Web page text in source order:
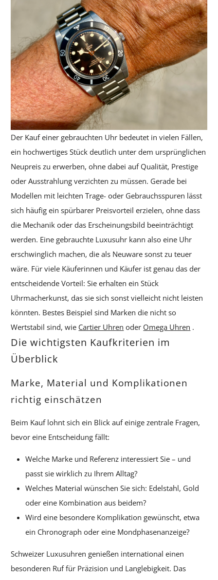
Der Kauf einer gebrauchten Uhr bedeutet in vielen Fällen,
ein hochwertiges Stück deutlich unter dem ursprünglichen
Neupreis zu erwerben, ohne dabei auf Qualität, Prestige
oder Ausstrahlung verzichten zu müssen. Gerade bei
Modellen mit leichten Trage- oder Gebrauchsspuren lässt
sich häufig ein spürbarer Preisvorteil erzielen, ohne dass
die Mechanik oder das Erscheinungsbild beeinträchtigt
werden. Eine gebrauchte Luxusuhr kann also eine Uhr
erschwinglich machen, die als Neuware sonst zu teuer
wäre. Für viele Käuferinnen und Käufer ist genau das der
entscheidende Vorteil: Sie erhalten ein Stück
Uhrmacherkunst, das sie sich sonst vielleicht nicht leisten
könnten. Bestes Beispiel sind Marken die nicht so
Wertstabil sind, wie Cartier Uhren oder Omega Uhren .
Die wichtigsten Kaufkriterien im
Überblick
Marke, Material und Komplikationen
richtig einschätzen
Beim Kauf lohnt sich ein Blick auf einige zentrale Fragen,
bevor eine Entscheidung fällt:
Welche Marke und Referenz interessiert Sie – und
passt sie wirklich zu Ihrem Alltag?
Welches Material wünschen Sie sich: Edelstahl, Gold
oder eine Kombination aus beidem?
Wird eine besondere Komplikation gewünscht, etwa
ein Chronograph oder eine Mondphasenanzeige?
Schweizer Luxusuhren genießen international einen
besonderen Ruf für Präzision und Langlebigkeit. Das